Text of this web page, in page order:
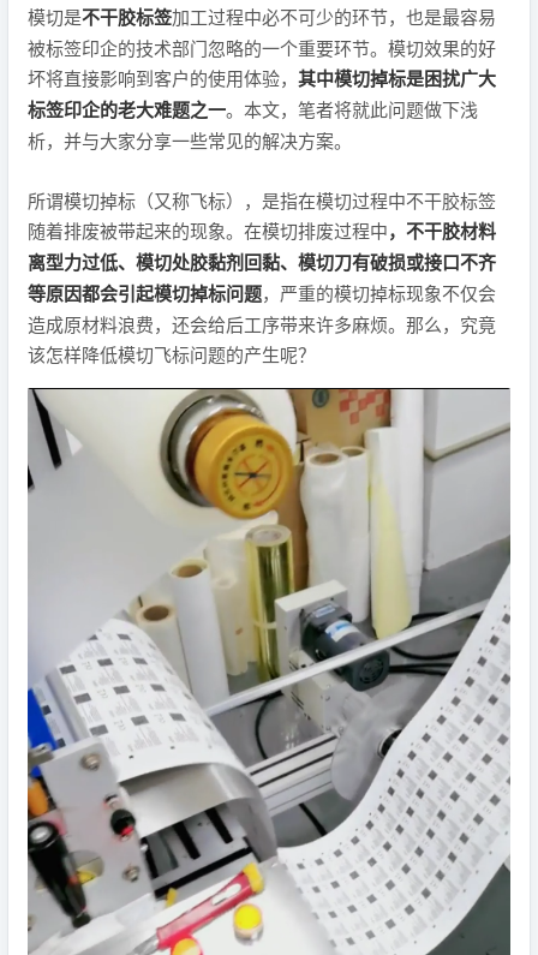
模切是不干胶标签加工过程中必不可少的环节，也是最容易
被标签印企的技术部门忽略的一个重要环节。模切效果的好
坏将直接影响到客户的使用体验， 其中模切掉标是困扰广大
标签印企的老大难题之一。本文，笔者将就此问题做下浅
析，并与大家分享一些常见的解决方案。
所谓模切掉标（又称飞标），是指在模切过程中不干胶标签
随着排废被带起来的现象。在模切排废过程中，不干胶材料
离型力过低、模切处胶黏剂回黏、模切刀有破损或接口不齐
等原因都会引起模切掉标问题，严重的模切掉标现象不仅会
造成原材料浪费，还会给后工序带来许多麻烦。那么，究竟
该怎样降低模切飞标问题的产生呢？